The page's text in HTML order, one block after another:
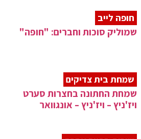
חופה לייב
שמוליק סוכות וחברים: "חופה"
שמחת בית צדיקים
שמחת החתונה בחצרות סערט
ויז'ניץ – ויז'ניץ – אונגוואר